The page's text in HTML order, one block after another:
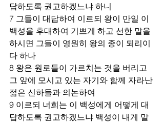
답하도록 권고하겠느냐 하니
7 그들이 대답하여 이르되 왕이 만일 이
백성을 후대하여 기쁘게 하고 선한 말을
하시면 그들이 영원히 왕의 종이 되리이
다 하나
8 왕은 원로들이 가르치는 것을 버리고
그 앞에 모시고 있는 자기와 함께 자라난
젊은 신하들과 의논하여
9 이르되 너희는 이 백성에게 어떻게 대
답하도록 권고하겠느냐 백성이 내게 말